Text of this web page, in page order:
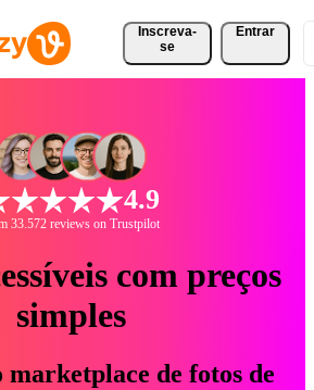
Inscreva-
se
Entrar
4.9
33.572 reviews on Trustpilot
com preços
simples
marketplace de fotos de